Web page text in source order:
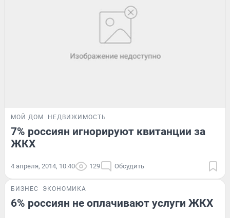
МОЙ ДОМ НЕДВИЖИМОСТЬ
7% россиян игнорируют квитанции за
ЖКХ
4 апреля, 2014, 10:40 129 Обсудить
БИЗНЕС ЭКОНОМИКА
6% россиян не оплачивают услуги ЖКХ